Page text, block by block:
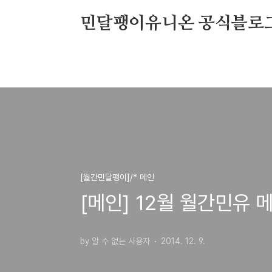
민달팽이유니온 공식블로
[월간민달팽이]/* 메인
[메인] 12월 월간민유
by 알 수 없는 사용자 2014. 12. 9.